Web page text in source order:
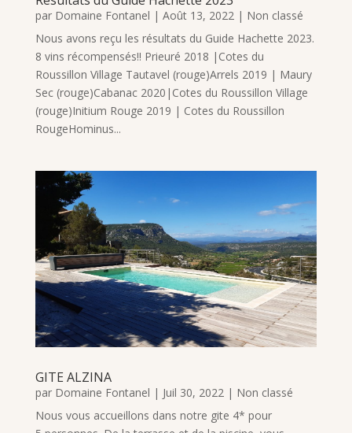
par Domaine Fontanel | Août 13, 2022| Non classé
Nous avons reçu les résultats du Guide Hachette 2023.
8 vins récompensés!! Prieuré 2018 |Cotes du
Roussillon Village Tautavel (rouge)Arrels 2019 | Maury
Sec (rouge)Cabanac 2020|Cotes du Roussillon Village
(rouge)Initium Rouge 2019 | Cotes du Roussillon
RougeHominus...
GITE ALZINA
par Domaine Fontanel | Juil 30, 2022| Non classé
Nous vous accueillons dans notre gite 4* pour